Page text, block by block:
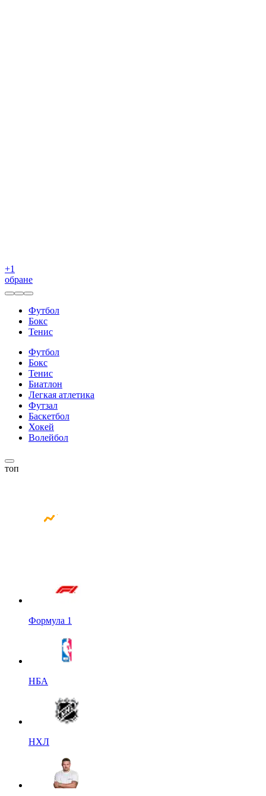
+1
обране
Футбол
Бокс
Тенис
Футбол
Бокс
Тенис
Биатлон
Легкая атлетика
Футзал
Баскетбол
Хокей
Волейбол
топ
Формула 1
НБА
НХЛ